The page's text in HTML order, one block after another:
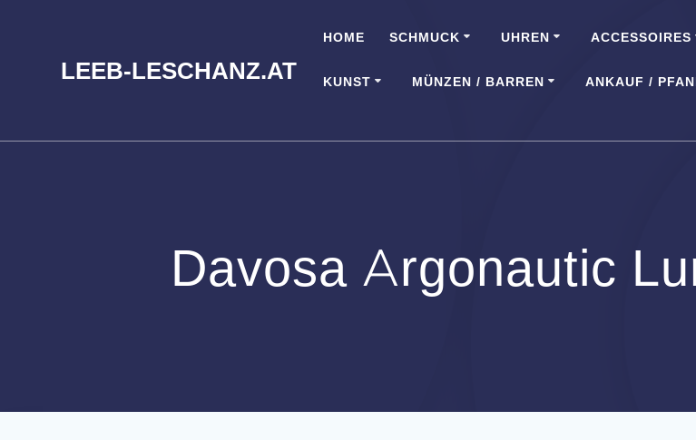
LEEB-LESCHANZ.AT
HOME SCHMUCK UHREN ACCESSOIRES
KUNST MÜNZEN / BARREN ANKAUF /
Davosa Argonautic